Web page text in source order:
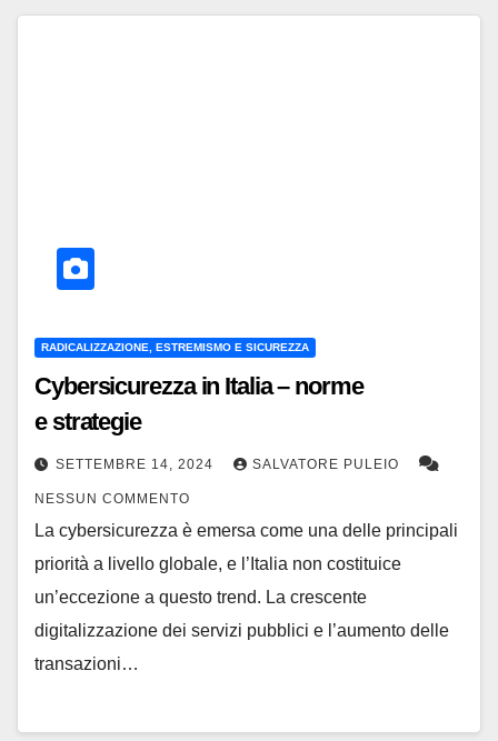
RADICALIZZAZIONE, ESTREMISMO E SICUREZZA
Cybersicurezza in Italia – norme
e strategie
SETTEMBRE 14, 2024 SALVATORE PULEIO
NESSUN COMMENTO
La cybersicurezza è emersa come una delle principali
priorità a livello globale, e l’Italia non costituice
un’eccezione a questo trend. La crescente
digitalizzazione dei servizi pubblici e l’aumento delle
transazioni…